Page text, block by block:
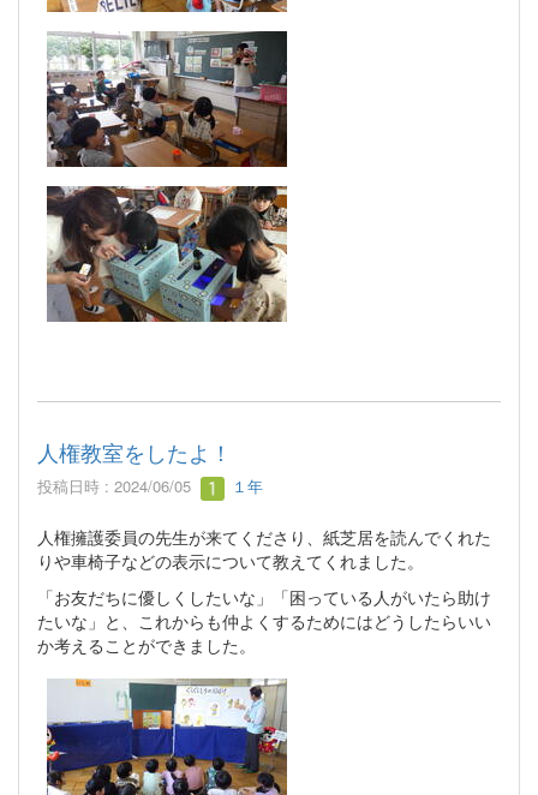
人権教室をしたよ！
投稿日時 : 2024/06/05 １年
人権擁護委員の先生が来てくださり、紙芝居を読んでくれた
りや車椅子などの表示について教えてくれました。
「お友だちに優しくしたいな」「困っている人がいたら助け
たいな」と、これからも仲よくするためにはどうしたらいい
か考えることができました。